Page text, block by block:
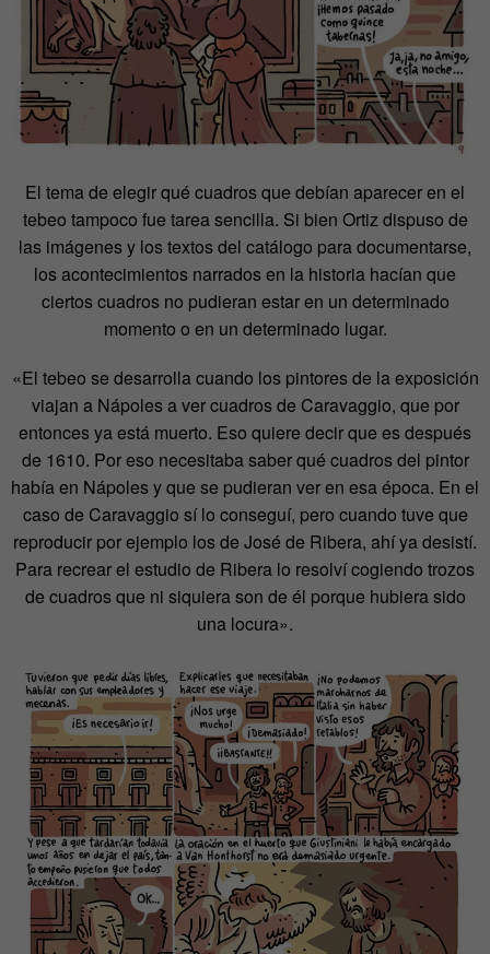
El tema de elegir qué cuadros que debían aparecer en el
tebeo tampoco fue tarea sencilla. Si bien Ortiz dispuso de
las imágenes y los textos del catálogo para documentarse,
los acontecimientos narrados en la historia hacían que
ciertos cuadros no pudieran estar en un determinado
momento o en un determinado lugar.
«El tebeo se desarrolla cuando los pintores de la exposición
viajan a Nápoles a ver cuadros de Caravaggio, que por
entonces ya está muerto. Eso quiere decir que es después
de 1610. Por eso necesitaba saber qué cuadros del pintor
había en Nápoles y que se pudieran ver en esa época. En el
caso de Caravaggio sí lo conseguí, pero cuando tuve que
reproducir por ejemplo los de José de Ribera, ahí ya desistí.
Para recrear el estudio de Ribera lo resolví cogiendo trozos
de cuadros que ni siquiera son de él porque hubiera sido
una locura».